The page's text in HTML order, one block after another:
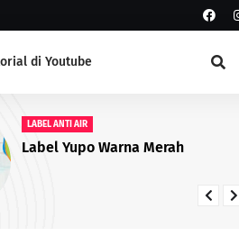
di Youtube
LABEL ANTI AIR
Ready Stock Non Paper Label 100